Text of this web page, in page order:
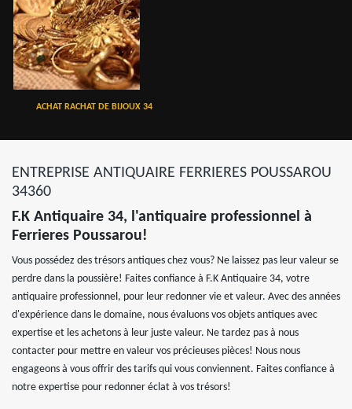
ACHAT RACHAT DE BIJOUX 34
ENTREPRISE ANTIQUAIRE FERRIERES POUSSAROU
34360
F.K Antiquaire 34, l'antiquaire professionnel à
Ferrieres Poussarou!
Vous possédez des trésors antiques chez vous? Ne laissez pas leur valeur se
perdre dans la poussière! Faites confiance à F.K Antiquaire 34, votre
antiquaire professionnel, pour leur redonner vie et valeur. Avec des années
d'expérience dans le domaine, nous évaluons vos objets antiques avec
expertise et les achetons à leur juste valeur. Ne tardez pas à nous
contacter pour mettre en valeur vos précieuses pièces! Nous nous
engageons à vous offrir des tarifs qui vous conviennent. Faites confiance à
notre expertise pour redonner éclat à vos trésors!